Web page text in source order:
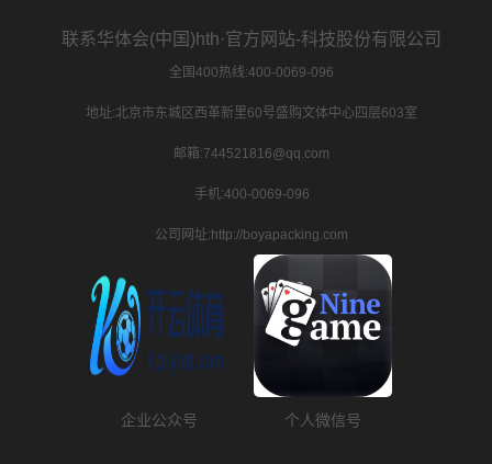
联系华体会(中国)hth·官方网站-科技股份有限公司
全国400热线:400-0069-096
地址:北京市东城区西革新里60号盛购文体中心四层603室
邮箱:744521816@qq.com
手机:400-0069-096
公司网址:http://boyapacking.com
企业公众号 个人微信号